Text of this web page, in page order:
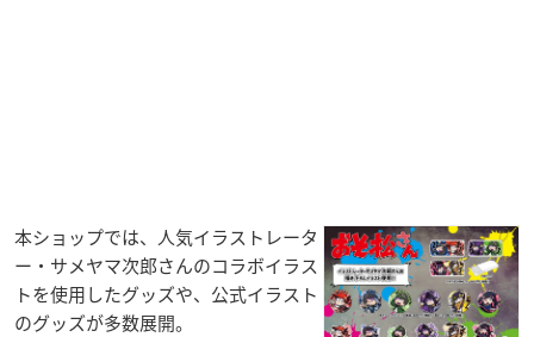
本ショップでは、人気イラストレータ
ー・サメヤマ次郎さんのコラボイラス
トを使用したグッズや、公式イラスト
のグッズが多数展開。